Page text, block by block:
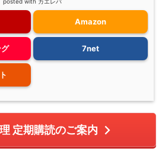
Amazon
7net
定期購読のご案内